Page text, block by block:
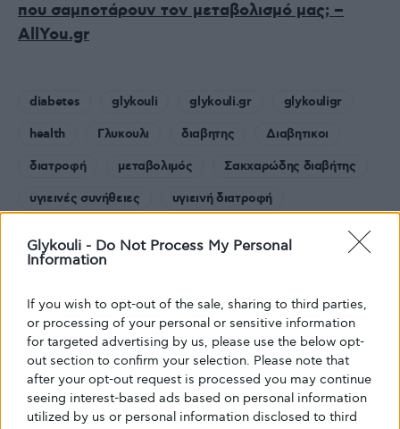
Glykouli - Do Not Process My Personal
Information
If you wish to opt-out of the sale, sharing to third parties,
or processing of your personal or sensitive information
for targeted advertising by us, please use the below opt-
out section to confirm your selection. Please note that
after your opt-out request is processed you may continue
seeing interest-based ads based on personal information
utilized by us or personal information disclosed to third
που σαμποτάρουν τον μεταβολισμό μας; –
AllYou.gr
diabetes glykouli glykouli.gr
glykouligr
health
Γλυκουλι διαβητης
Διαβητικοι
διατροφή
μεταβολιμός
Σακχαρώδης διαβήτης
υγιεινές συνήθειες
υγιεινή διατροφή
34
Shares
Share 34 Tweet